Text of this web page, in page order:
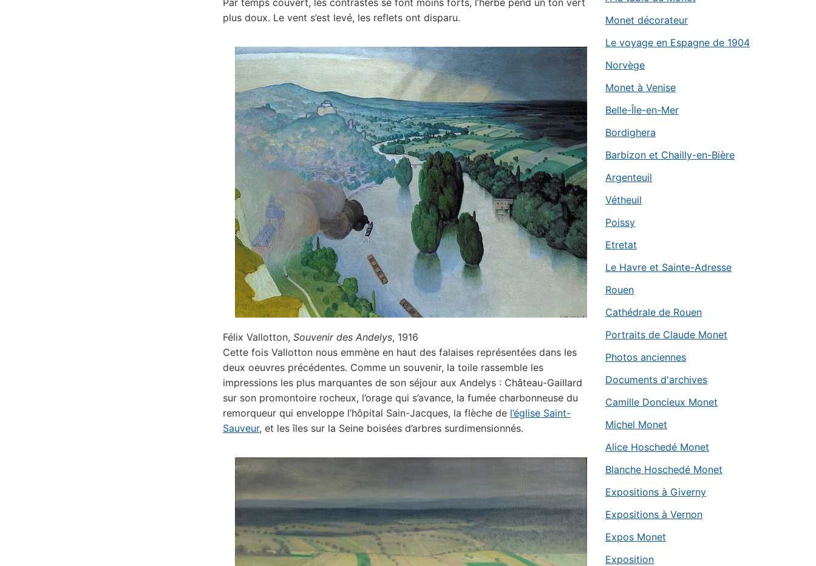
plus doux. Le vent s’est levé, les reflets ont disparu.
Félix Vallotton, Souvenir des Andelys, 1916
Cette fois Vallotton nous emmène en haut des falaises représentées dans les
deux oeuvres précédentes. Comme un souvenir, la toile rassemble les
impressions les plus marquantes de son séjour aux Andelys : Château-Gaillard
sur son promontoire rocheux, l’orage qui s’avance, la fumée charbonneuse du
remorqueur qui enveloppe l’hôpital Sain-Jacques, la flèche de l’église Saint-
Sauveur, et les îles sur la Seine boisées d’arbres surdimensionnés.
Monet décorateur
Le voyage en Espagne de 1904
Norvège
Monet à Venise
Belle-Île-en-Mer
Bordighera
Barbizon et Chailly-en-Bière
Argenteuil
Vétheuil
Poissy
Etretat
Le Havre et Sainte-Adresse
Rouen
Cathédrale de Rouen
Portraits de Claude Monet
Photos anciennes
Documents d'archives
Camille Doncieux Monet
Michel Monet
Alice Hoschedé Monet
Blanche Hoschedé Monet
Expositions à Giverny
Expositions à Vernon
Expos Monet
Exposition